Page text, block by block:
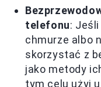
telefonu:
chmurze albo
skorzystać z
jako metody
tym celu użyj